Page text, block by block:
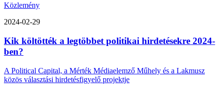
Közlemény
2024-02-29
Kik költötték a legtöbbet politikai hirdetésekre 2024-
ben?
A Political Capital, a Mérték Médiaelemző Műhely és a Lakmusz
közös választási hirdetésfigyelő projektje